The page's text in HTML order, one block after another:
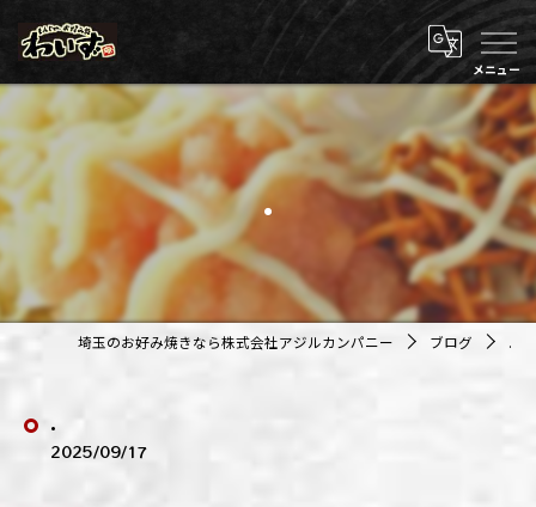
.
埼玉のお好み焼きなら株式会社アジルカンパニー ブログ .
.
2025/09/17